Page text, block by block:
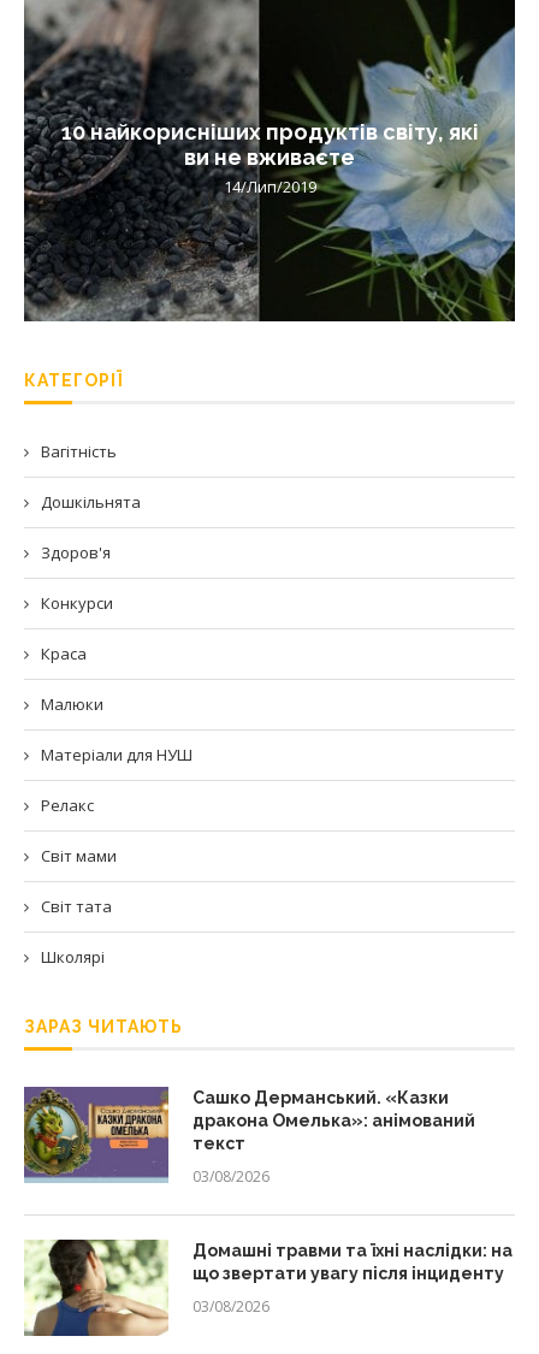
10 найкорисніших продуктів світу, які
ви не вживаєте
14/Лип/2019
КАТЕГОРІЇ
Вагітність
Дошкільнята
Здоров'я
Конкурси
Краса
Малюки
Матеріали для НУШ
Релакс
Світ мами
Світ тата
Школярі
ЗАРАЗ ЧИТАЮТЬ
Сашко Дерманський. «Казки
дракона Омелька»: анімований
текст
03/08/2026
Домашні травми та їхні наслідки: на
що звертати увагу після інциденту
03/08/2026